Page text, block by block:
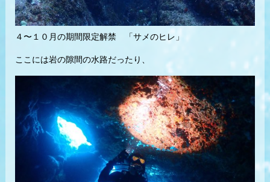
４〜１０月の期間限定解禁 「サメのヒレ」
ここには岩の隙間の水路だったり、